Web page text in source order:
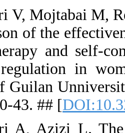
21. Timuri
couple
emotion
Journal of
30(2):
22. Asgari